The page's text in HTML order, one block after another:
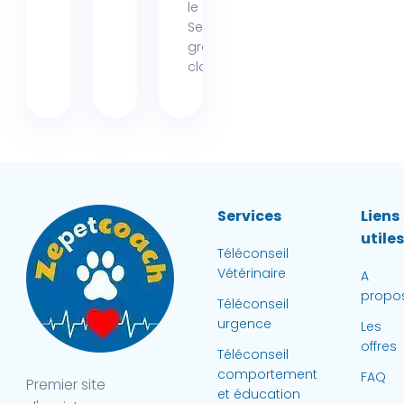
le collier
Seresto, ce
grand
classique...
Premier site
Services
Téléconseil
Vétérinaire
Téléconseil
urgence
Téléconseil
comportement
et éducation
Liens
utiles
A
Les
offres
FAQ